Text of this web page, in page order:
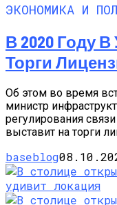
ЭКОНОМИКА И
В 2020 Году
Торги
Об этом во время
министр
регулирования
выставит на торги
baseblog